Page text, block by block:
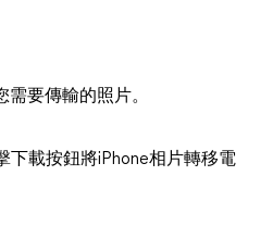
需要傳輸的照片。
下載按鈕將iPhone相片轉移電